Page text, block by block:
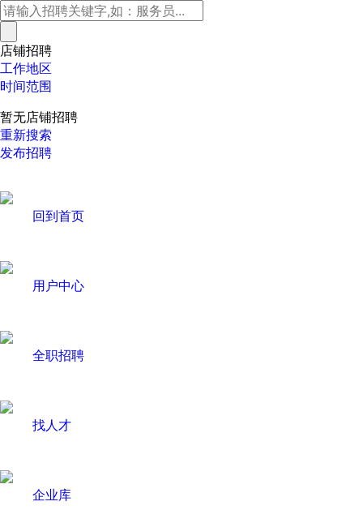
店铺招聘
工作地区
时间范围
暂无店铺招聘
重新搜索
发布招聘
回到首页
用户中心
全职招聘
找人才
企业库